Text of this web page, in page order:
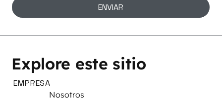
ENVIAR
Explore este sitio
EMPRESA
Nosotros